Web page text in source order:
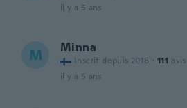
il y a 5 ans
M Minna
Inscrit depuis 2016 · 111 avis
il y a 5 ans